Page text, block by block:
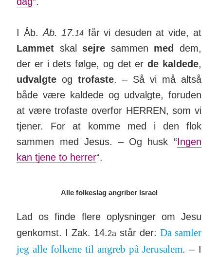
I Åb.Åb. 17. 14 får vi des­uden at vide, at
Lammet skal sejre sammen med
dem,
der er i dets følge, og det er de kal­dede,
ud­valgte og tro­faste. – Så vi må altså
både være kal­dede og ud­valgte, for­uden
at være trofaste overfor HERREN, som vi
tjener. For at komme med i den flok
sammen med Jesus. – Og husk “Ingen
kan tjene to herrer“.
Alle folkeslag angriber Israel
Lad os finde flere oplysninger om Jesu
genkomst. I Zak. 14.2a står der: Da samler
jeg alle fol­kene til an­greb på Jeru­salem. – I